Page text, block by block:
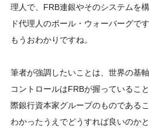
理人で、FRB連銀やそのシステムを
ド代理人のポール・ウォーバーグで
もうおわかりですね。
筆者が強調したいことは、世界の基
コントロールはFRBが握っているこ
際銀行資本家グループのものである
わかったうえでどうすれば良いのか